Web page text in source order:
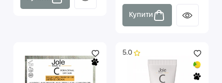
Купити
5.0